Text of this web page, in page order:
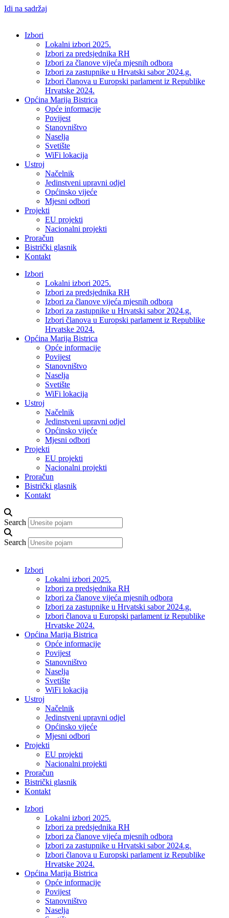
Idi na sadržaj
Izbori
Lokalni izbori 2025.
Izbori za predsjednika RH
Izbori za članove vijeća mjesnih odbora
Izbori za zastupnike u Hrvatski sabor 2024.g.
Izbori članova u Europski parlament iz Republike
Hrvatske 2024.
Općina Marija Bistrica
Opće informacije
Povijest
Stanovništvo
Naselja
Svetište
WiFi lokacija
Ustroj
Načelnik
Jedinstveni upravni odjel
Općinsko vijeće
Mjesni odbori
Projekti
EU projekti
Nacionalni projekti
Proračun
Bistrički glasnik
Kontakt
Izbori
Lokalni izbori 2025.
Izbori za predsjednika RH
Izbori za članove vijeća mjesnih odbora
Izbori za zastupnike u Hrvatski sabor 2024.g.
Izbori članova u Europski parlament iz Republike
Hrvatske 2024.
Općina Marija Bistrica
Opće informacije
Povijest
Stanovništvo
Naselja
Svetište
WiFi lokacija
Ustroj
Načelnik
Jedinstveni upravni odjel
Općinsko vijeće
Mjesni odbori
Projekti
EU projekti
Nacionalni projekti
Proračun
Bistrički glasnik
Kontakt
Search
Search
Izbori
Lokalni izbori 2025.
Izbori za predsjednika RH
Izbori za članove vijeća mjesnih odbora
Izbori za zastupnike u Hrvatski sabor 2024.g.
Izbori članova u Europski parlament iz Republike
Hrvatske 2024.
Općina Marija Bistrica
Opće informacije
Povijest
Stanovništvo
Naselja
Svetište
WiFi lokacija
Ustroj
Načelnik
Jedinstveni upravni odjel
Općinsko vijeće
Mjesni odbori
Projekti
EU projekti
Nacionalni projekti
Proračun
Bistrički glasnik
Kontakt
Izbori
Lokalni izbori 2025.
Izbori za predsjednika RH
Izbori za članove vijeća mjesnih odbora
Izbori za zastupnike u Hrvatski sabor 2024.g.
Izbori članova u Europski parlament iz Republike
Hrvatske 2024.
Općina Marija Bistrica
Opće informacije
Povijest
Stanovništvo
Naselja